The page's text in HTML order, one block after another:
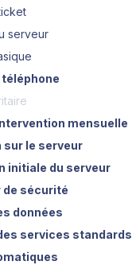
serveur
mensuelle
sur le serveur
initiale du serveur
de sécurité
données
services standards